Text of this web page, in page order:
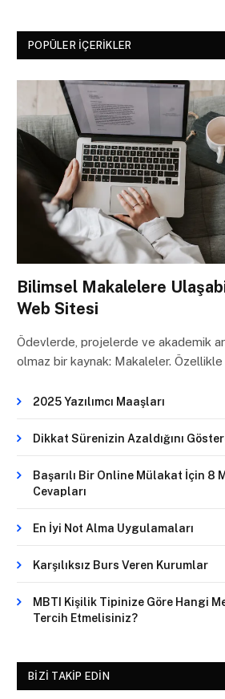
POPÜLER İÇERIKLER
Bilimsel Makalelere
Web Sitesi
Ödevlerde, projelerde ve akademik
olmaz bir kaynak: Makaleler.
2025 Yazılımcı Maaşları
Dikkat Sürenizin Azaldığını
Başarılı Bir Online Mülakat İçin 8
Cevapları
En İyi Not Alma Uygulamaları
Karşılıksız Burs Veren Kurumlar
MBTI Kişilik Tipinize Göre Hangi
Tercih Etmelisiniz?
BIZI TAKIP EDIN